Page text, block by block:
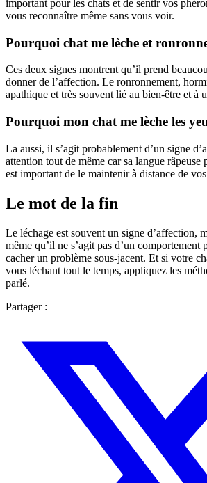
important pour les chats et de sentir vos
vous reconnaître même sans vous voir.
Pourquoi chat me lèche et
Ces deux signes montrent qu’il prend
donner de l’affection. Le ronronnement,
apathique et très souvent lié au bien-être et à
Pourquoi mon chat me lèche les
La aussi, il s’agit probablement d’un signe
attention tout de même car sa langue râpeuse
est important de le maintenir à distance de
Le mot de la fin
Le léchage est souvent un signe d’affection,
même qu’il ne s’agit pas d’un
cacher un problème sous-jacent. Et si votre
vous léchant tout le temps, appliquez les
parlé.
Partager :